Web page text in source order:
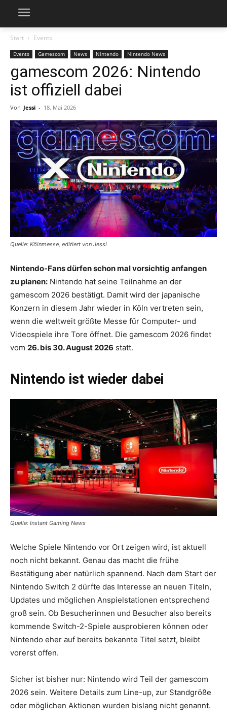
Start Events
Events Gamescom News Nintendo Nintendo News
gamescom 2026: Nintendo
ist offiziell dabei
Von Jessi - 18. Mai 2026
Quelle: Kölnmesse, editiert von Jessi
Nintendo-Fans dürfen schon mal vorsichtig anfangen
zu planen: Nintendo hat seine Teilnahme an der
gamescom 2026 bestätigt. Damit wird der japanische
Konzern in diesem Jahr wieder in Köln vertreten sein,
wenn die weltweit größte Messe für Computer- und
Videospiele ihre Tore öffnet. Die gamescom 2026 findet
vom 26. bis 30. August 2026 statt.
Nintendo ist wieder dabei
Quelle: Instant Gaming News
Welche Spiele Nintendo vor Ort zeigen wird, ist aktuell
noch nicht bekannt. Genau das macht die frühe
Bestätigung aber natürlich spannend. Nach dem Start der
Nintendo Switch 2 dürfte das Interesse an neuen Titeln,
Updates und möglichen Anspielstationen entsprechend
groß sein. Ob Besucherinnen und Besucher also bereits
kommende Switch-2-Spiele ausprobieren können oder
Nintendo eher auf bereits bekannte Titel setzt, bleibt
vorerst offen.
Sicher ist bisher nur: Nintendo wird Teil der gamescom
2026 sein. Weitere Details zum Line-up, zur Standgröße
oder möglichen Aktionen wurden bislang nicht genannt.